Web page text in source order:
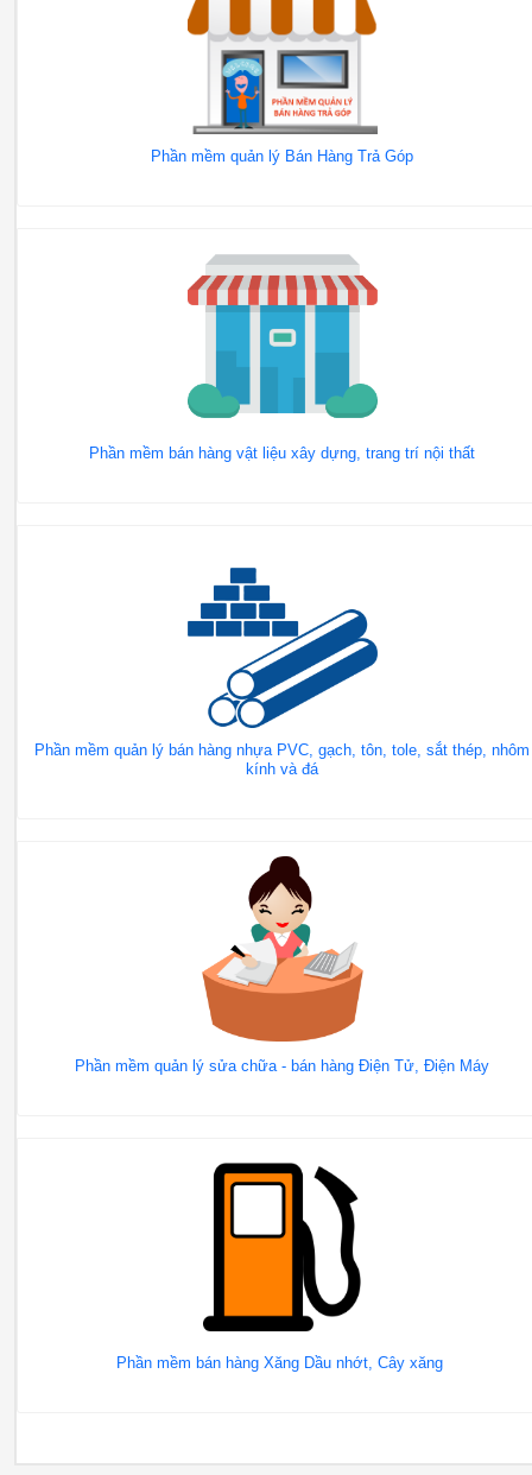
Phần mềm quản lý Bán Hàng Trả Góp
Phần mềm bán hàng vật liệu xây dựng, trang trí nội thất
Phần mềm quản lý bán hàng nhựa PVC, gạch, tôn, tole, sắt thép, nhôm
kính và đá
Phần mềm quản lý sửa chữa - bán hàng Điện Tử, Điện Máy
Phần mềm bán hàng Xăng Dầu nhớt, Cây xăng